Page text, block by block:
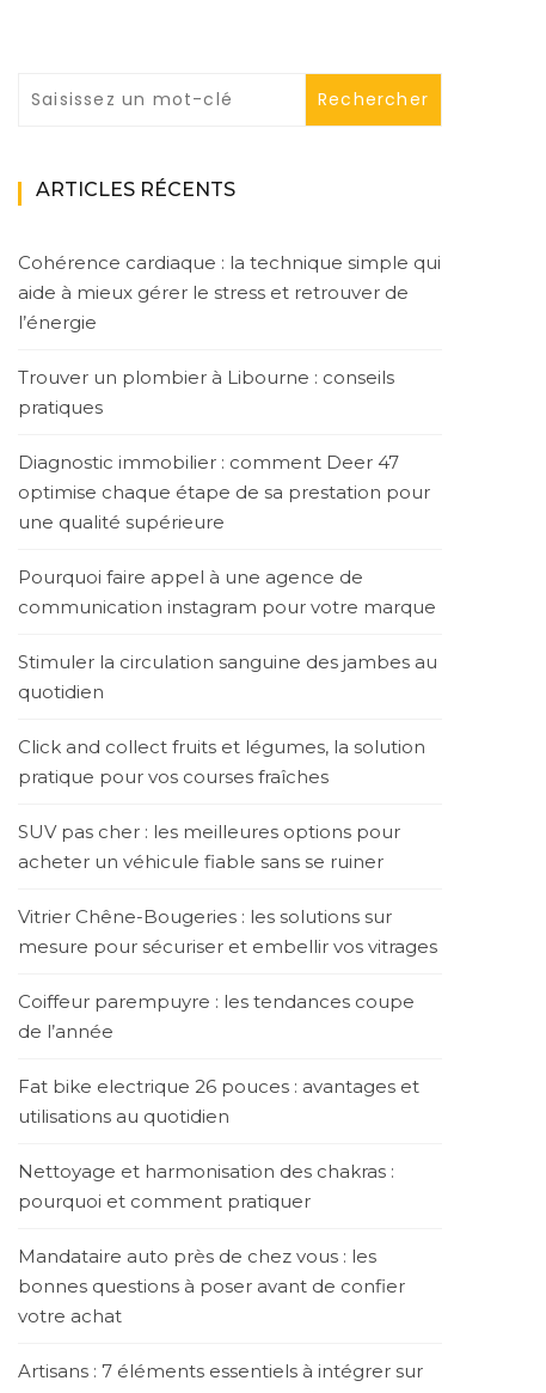
ARTICLES RÉCENTS
Cohérence cardiaque : la technique simple qui
aide à mieux gérer le stress et retrouver de
l’énergie
Trouver un plombier à Libourne : conseils
pratiques
Diagnostic immobilier : comment Deer 47
optimise chaque étape de sa prestation pour
une qualité supérieure
Pourquoi faire appel à une agence de
communication instagram pour votre marque
Stimuler la circulation sanguine des jambes au
quotidien
Click and collect fruits et légumes, la solution
pratique pour vos courses fraîches
SUV pas cher : les meilleures options pour
acheter un véhicule fiable sans se ruiner
Vitrier Chêne-Bougeries : les solutions sur
mesure pour sécuriser et embellir vos vitrages
Coiffeur parempuyre : les tendances coupe
de l’année
Fat bike electrique 26 pouces : avantages et
utilisations au quotidien
Nettoyage et harmonisation des chakras :
pourquoi et comment pratiquer
Mandataire auto près de chez vous : les
bonnes questions à poser avant de confier
votre achat
Artisans : 7 éléments essentiels à intégrer sur